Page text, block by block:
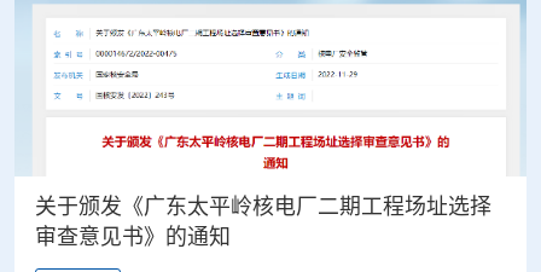
关于颁发《广东太平岭核电厂二期工程场址选择
审查意见书》的通知